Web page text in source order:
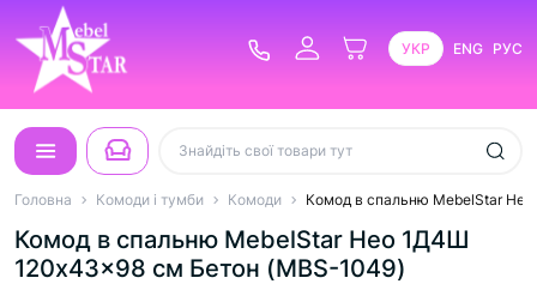
УКР ENG РУС
Головна Комоди і тумби Комоди Комод в спальню MebelStar
Комод в спальню MebelStar Нео 1Д4Ш
120x43x98 см Бетон (MBS-1049)